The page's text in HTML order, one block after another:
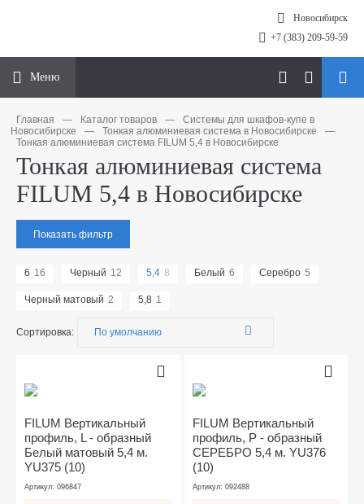
Новосибирск
+7 (383) 209-59-59
Меню
Главная — Каталог товаров —
Системы для шкафов-купе в
Новосибирске
— Тонкая алюминиевая система в Новосибирске
—
Тонкая алюминиевая система FILUM 5,4 в Новосибирске
Тонкая алюминиевая система
FILUM 5,4 в Новосибирске
Показать фильтр
6 16 Черный 12 5,4 8 Белый 6 Серебро 5
Черный матовый 2 5,8 1
Сортировка:
FILUM Вертикальный
профиль, L - образный
Белый матовый 5,4 м.
YU375 (10)
Артикул: 096847
FILUM Вертикальный
профиль, Р - образный
СЕРЕБРО 5,4 м. YU376
(10)
Артикул: 092488